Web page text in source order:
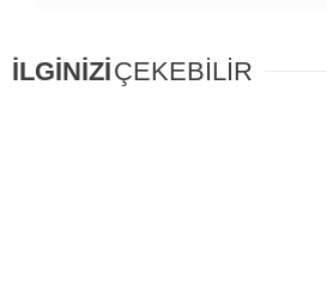
İLGİNİZİÇEKEBİLİR